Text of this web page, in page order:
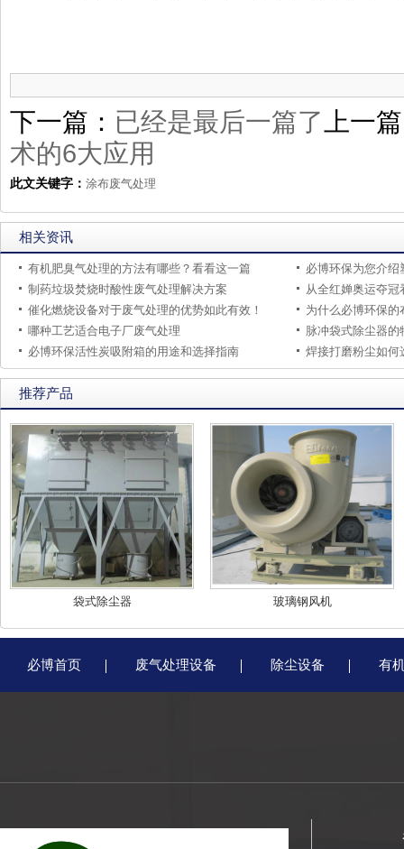
下一篇： 已经是最后一篇了 上一
术的6大应用
此文关键字： 涂布废气处理
相关资讯
有机肥臭气处理的方法有哪些？看看这一篇
制药垃圾焚烧时酸性废气处理解决方案
从全红婵奥运夺冠
催化燃烧设备对于废气处理的优势如此有效！
为什么必博环保
哪种工艺适合电子厂废气处理
脉冲袋式除尘器的
必博环保活性炭吸附箱的用途和选择指南
焊接打磨粉尘如何
推荐产品
袋式除尘器 玻璃钢风机
必博首页 废气处理设备 除尘设备 有